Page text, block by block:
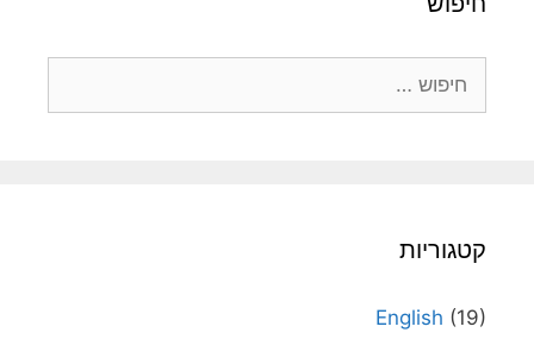
קטגוריות
English (19)